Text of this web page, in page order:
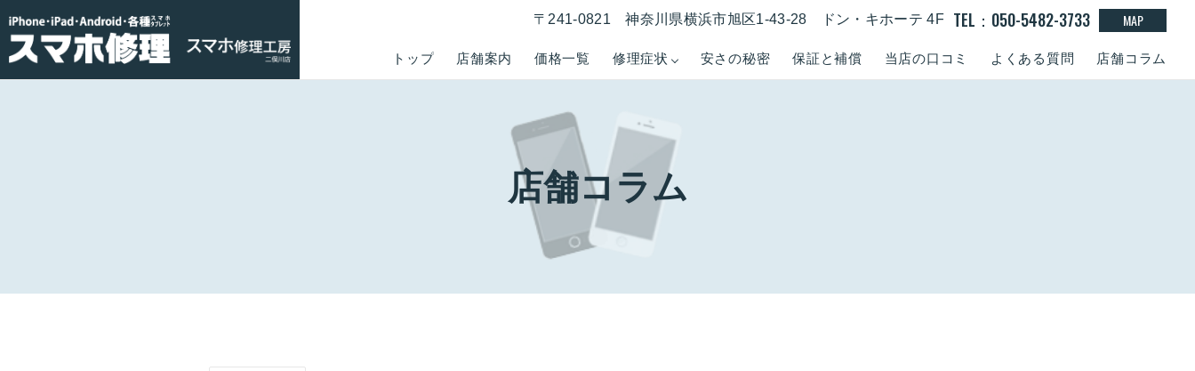
トップ 店舗案内 価格一覧 修理症状 安さの秘密 保証と補償 当店の口コミ よくある質問 店舗コラム
〒241-0821 神奈川県横浜市旭区1-43-28 ドン・キホーテ 4F TEL：050-5482-3733 MAP
店舗コラム